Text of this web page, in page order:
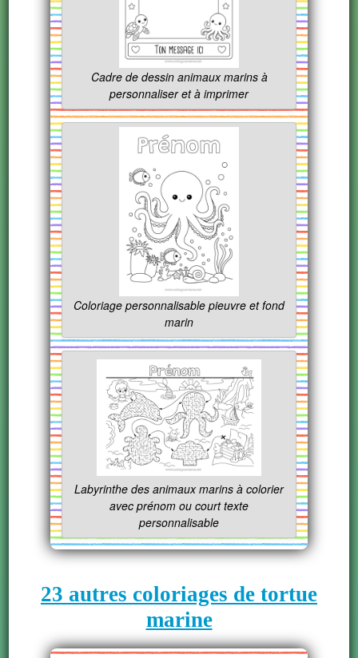
Cadre de dessin animaux marins à
personnaliser et à imprimer
Coloriage personnalisable pieuvre et fond
marin
Labyrinthe des animaux marins à colorier
avec prénom ou court texte
personnalisable
23 autres coloriages de tortue
marine